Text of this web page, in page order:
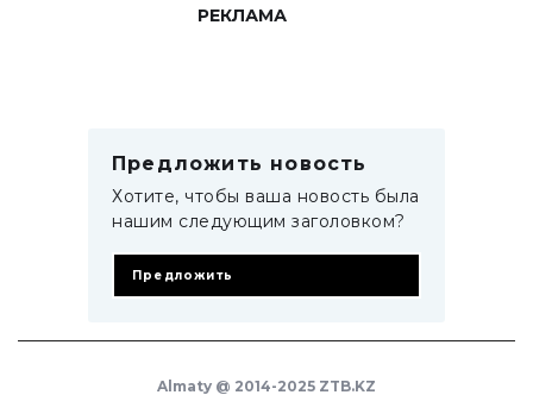
РЕКЛАМА
Предложить новость
Хотите, чтобы ваша новость была
нашим следующим заголовком?
Предложить
Almaty @ 2014-2025 ZTB.KZ